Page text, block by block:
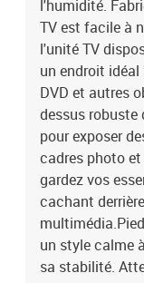
l'humidité.
TV est facile à
l'unité TV
un endroit
DVD et autres
dessus robuste
pour exposer
cadres photo
gardez vos
cachant
un style calme
sa stabilité.